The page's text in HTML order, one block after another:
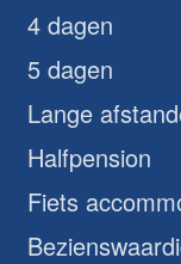
4 dagen
5 dagen
Lange
Halfpension
Fiets